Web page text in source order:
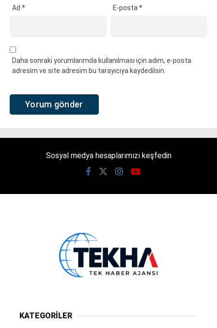
Ad * E-posta*
Daha sonraki yorumlarımda kullanılması için adım, e-posta
adresim ve site adresim bu tarayıcıya kaydedilsin.
Sosyal medya hesaplarımızı keşfedin
KATEGORİLER